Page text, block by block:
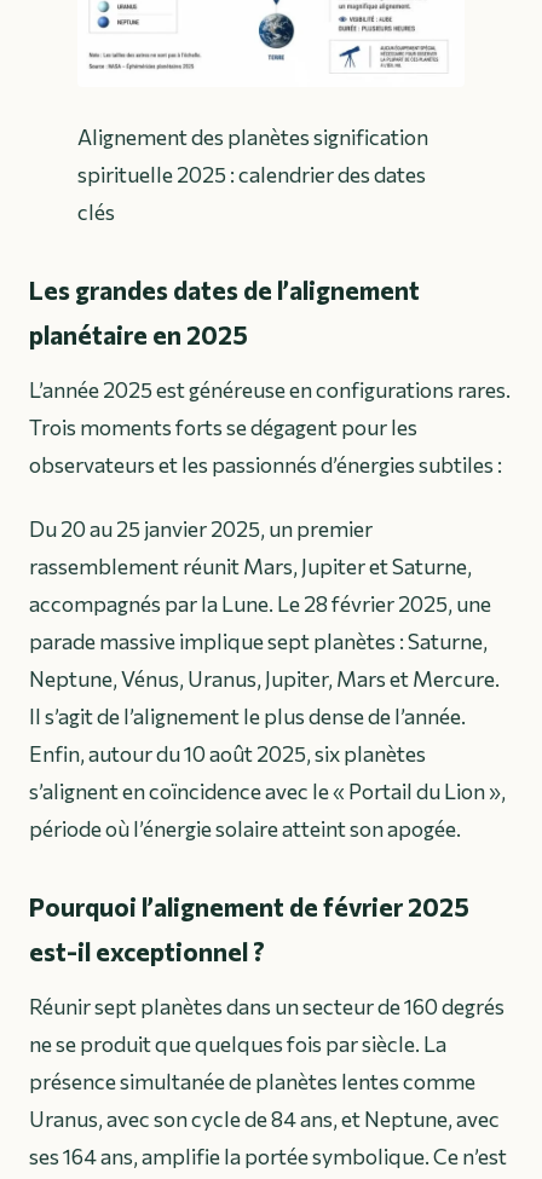
Alignement des planètes signification
spirituelle 2025 : calendrier des dates
clés
Les grandes dates de l’alignement
planétaire en 2025
L’année 2025 est généreuse en configurations rares.
Trois moments forts se dégagent pour les
observateurs et les passionnés d’énergies subtiles :
Du 20 au 25 janvier 2025, un premier
rassemblement réunit Mars, Jupiter et Saturne,
accompagnés par la Lune. Le 28 février 2025, une
parade massive implique sept planètes : Saturne,
Neptune, Vénus, Uranus, Jupiter, Mars et Mercure.
Il s’agit de l’alignement le plus dense de l’année.
Enfin, autour du 10 août 2025, six planètes
s’alignent en coïncidence avec le « Portail du Lion »,
période où l’énergie solaire atteint son apogée.
Pourquoi l’alignement de février 2025
est-il exceptionnel ?
Réunir sept planètes dans un secteur de 160 degrés
ne se produit que quelques fois par siècle. La
présence simultanée de planètes lentes comme
Uranus, avec son cycle de 84 ans, et Neptune, avec
ses 164 ans, amplifie la portée symbolique. Ce n’est